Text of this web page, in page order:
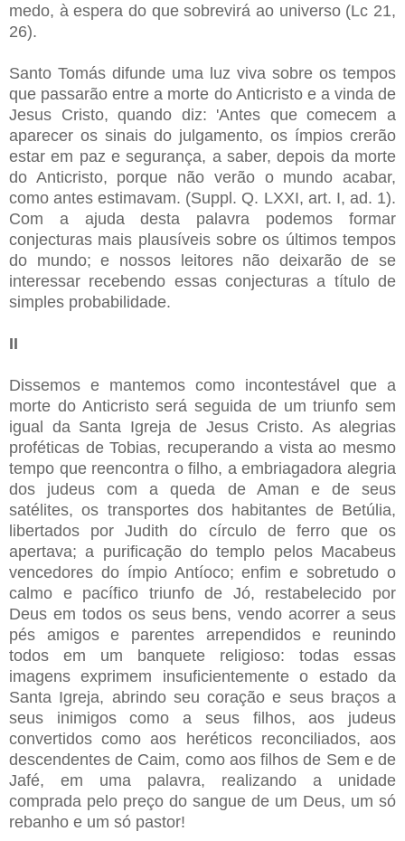
medo, à espera do que sobrevirá ao universo (Lc 21,
26).
Santo Tomás difunde uma luz viva sobre os tempos
que passarão entre a morte do Anticristo e a vinda de
Jesus Cristo, quando diz: 'Antes que comecem a
aparecer os sinais do julgamento, os ímpios crerão
estar em paz e segurança, a saber, depois da morte
do Anticristo, porque não verão o mundo acabar,
como antes estimavam. (Suppl. Q. LXXI, art. I, ad. 1).
Com a ajuda desta palavra podemos formar
conjecturas mais plausíveis sobre os últimos tempos
do mundo; e nossos leitores não deixarão de se
interessar recebendo essas conjecturas a título de
simples probabilidade.
II
Dissemos e mantemos como incontestável que a
morte do Anticristo será seguida de um triunfo sem
igual da Santa Igreja de Jesus Cristo. As alegrias
proféticas de Tobias, recuperando a vista ao mesmo
tempo que reencontra o filho, a embriagadora alegria
dos judeus com a queda de Aman e de seus
satélites, os transportes dos habitantes de Betúlia,
libertados por Judith do círculo de ferro que os
apertava; a purificação do templo pelos Macabeus
vencedores do ímpio Antíoco; enfim e sobretudo o
calmo e pacífico triunfo de Jó, restabelecido por
Deus em todos os seus bens, vendo acorrer a seus
pés amigos e parentes arrependidos e reunindo
todos em um banquete religioso: todas essas
imagens exprimem insuficientemente o estado da
Santa Igreja, abrindo seu coração e seus braços a
seus inimigos como a seus filhos, aos judeus
convertidos como aos heréticos reconciliados, aos
descendentes de Caim, como aos filhos de Sem e de
Jafé, em uma palavra, realizando a unidade
comprada pelo preço do sangue de um Deus, um só
rebanho e um só pastor!